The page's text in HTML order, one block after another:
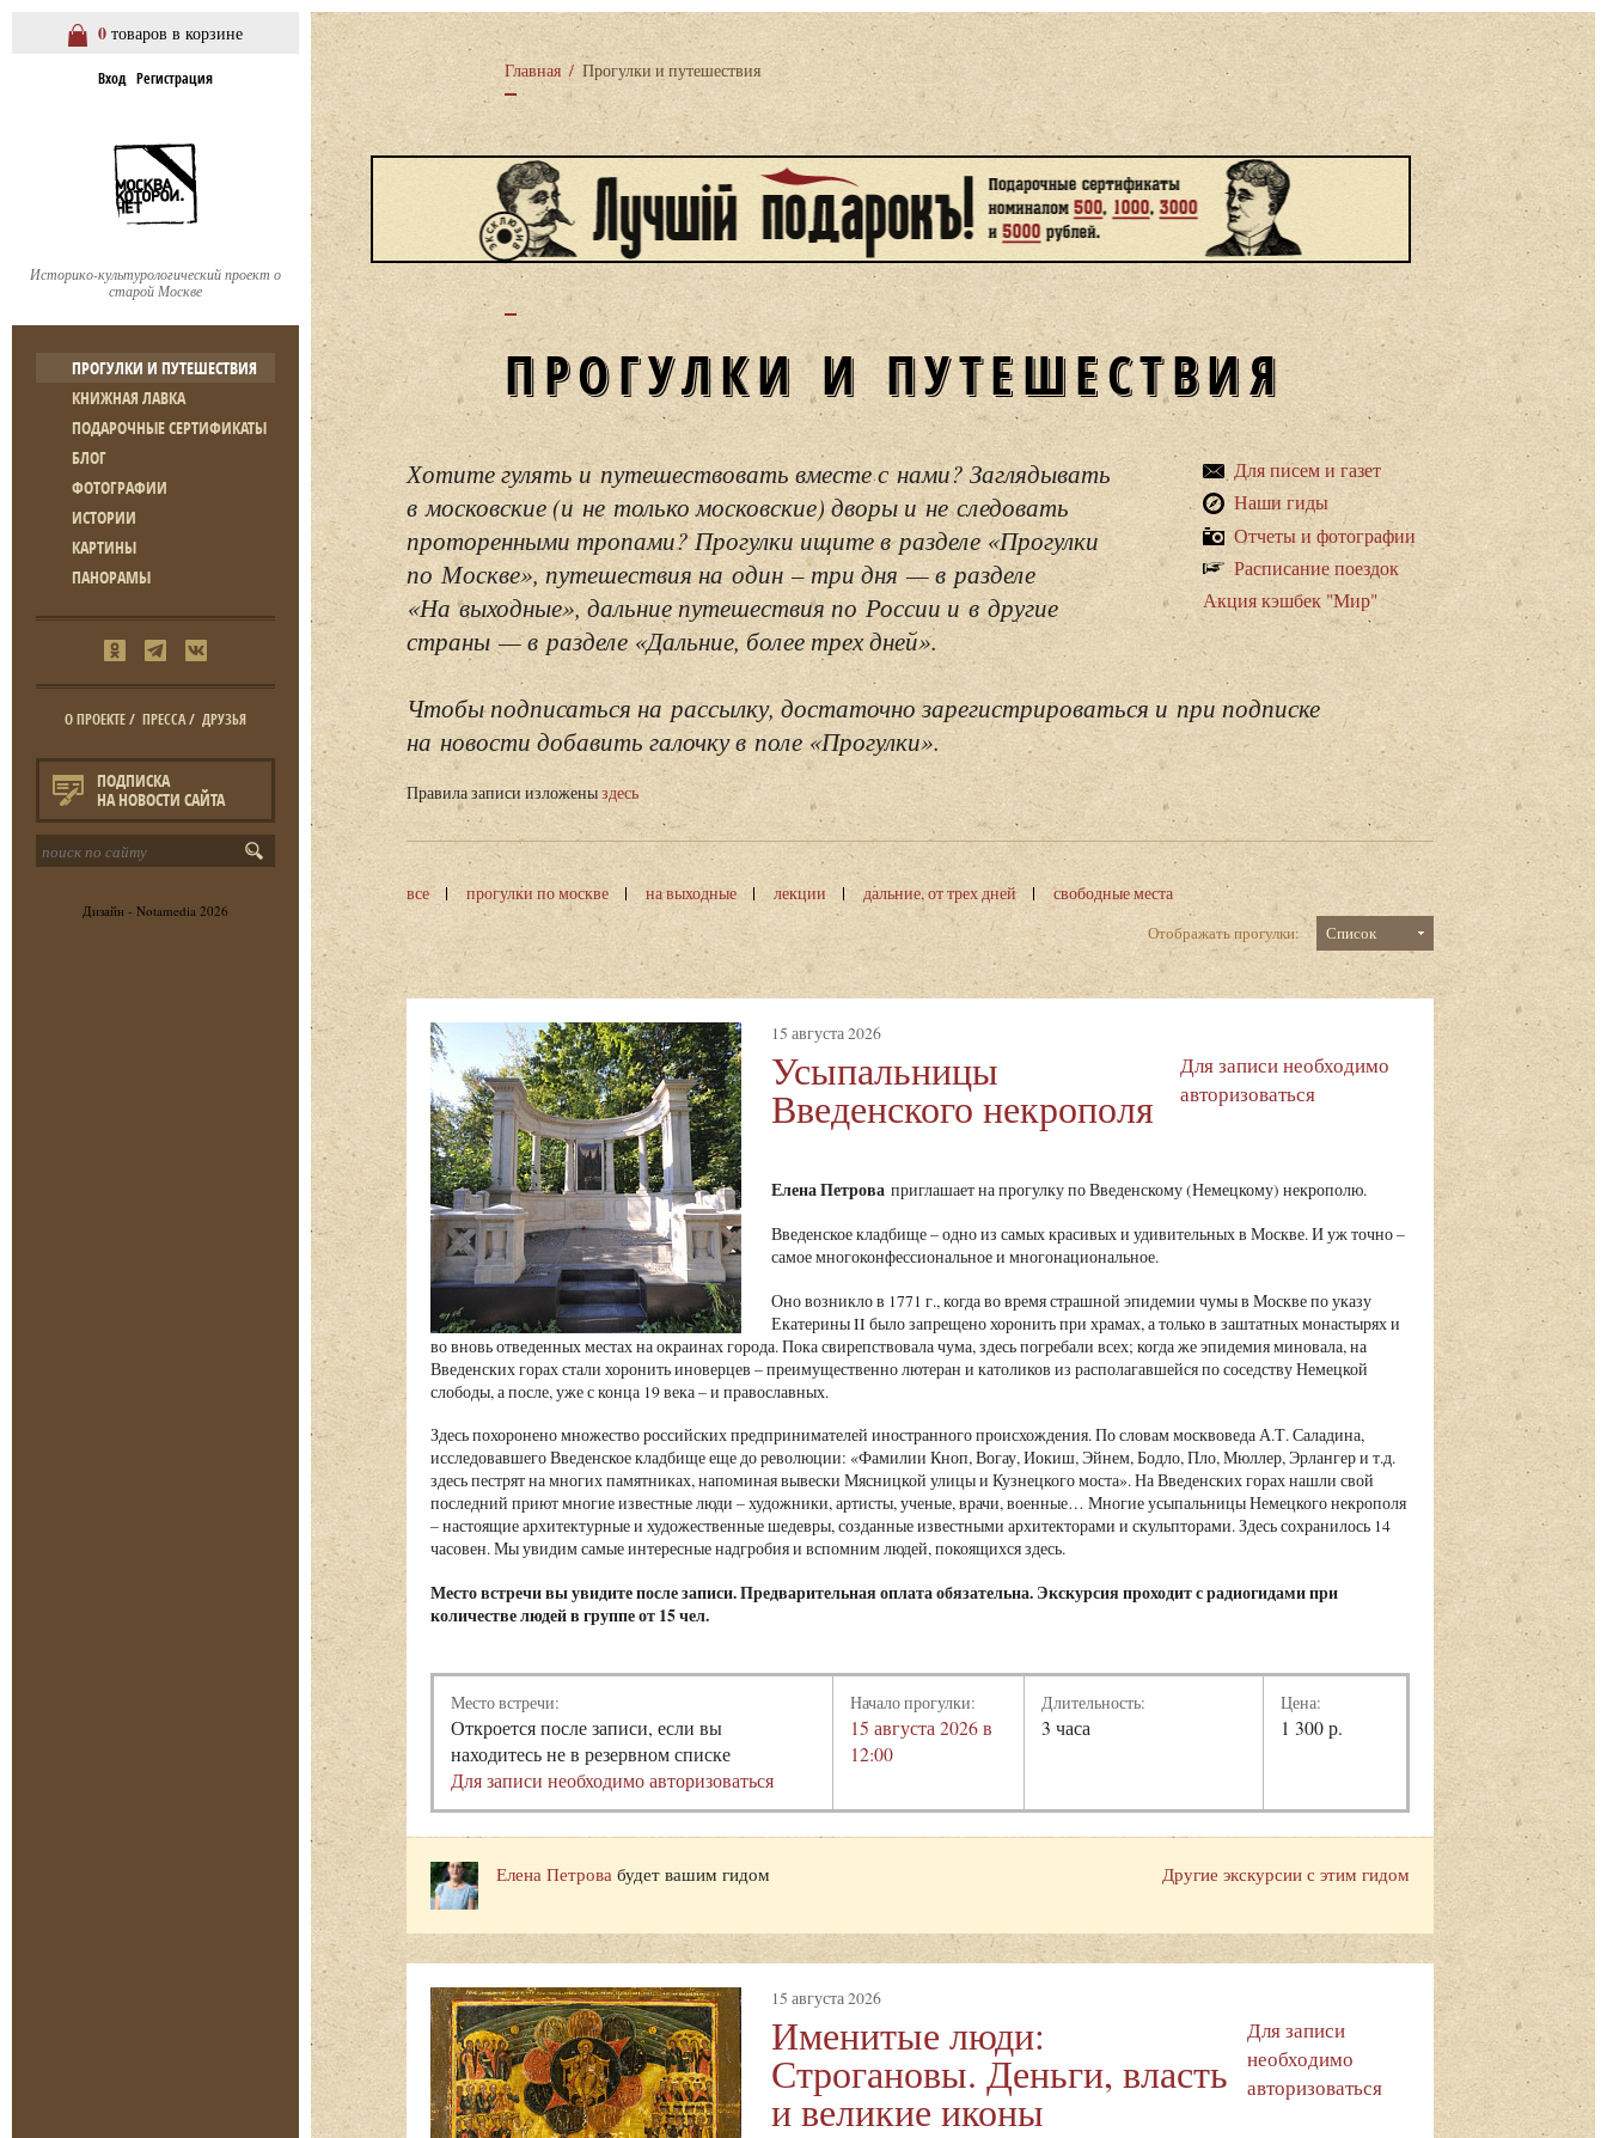
0 товаров в корзине
Вход Регистрация
Историко-культурологический проект о
старой Москве
ПРОГУЛКИ И ПУТЕШЕСТВИЯ
КНИЖНАЯ ЛАВКА
ПОДАРОЧНЫЕ СЕРТИФИКАТЫ
БЛОГ
ФОТОГРАФИИ
ИСТОРИИ
КАРТИНЫ
ПАНОРАМЫ
О ПРОЕКТЕ/ ПРЕССА/ ДРУЗЬЯ
ПОДПИСКА
НА НОВОСТИ САЙТА
Дизайн - Notamedia 2026
Главная / Прогулки и путешествия
ПРОГУЛКИ И ПУТЕШЕСТВИЯ
Для писем и газет
Наши гиды
Отчеты и фотографии
Расписание поездок
Акция кэшбек "Мир"
Хотите гулять и путешествовать вместе с нами? Заглядывать
в московские (и не только московские) дворы и не следовать
проторенными тропами? Прогулки ищите в разделе «Прогулки
по Москве», путешествия на один – три дня — в разделе
«На выходные», дальние путешествия по России и в другие
страны — в разделе «Дальние, более трех дней».
Чтобы подписаться на рассылку, достаточно зарегистрироваться и при подписке
на новости добавить галочку в поле «Прогулки».
Правила записи изложеныздесь
все прогулки по москве на выходные лекции дальние, от трех дней
свободные места
Отображать прогулки:
Список
15 августа 2026
Усыпальницы
Введенского некрополя
Для записи необходимо
авторизоваться
Елена Петрова приглашает на прогулку по Введенскому (Немецкому) некрополю.
Введенское кладбище – одно из самых красивых и удивительных в Москве. И уж точно –
самое многоконфессиональное и многонациональное.
Оно возникло в 1771 г., когда во время страшной эпидемии чумы в Москве по указу
Екатерины II было запрещено хоронить при храмах, а только в заштатных монастырях и
во вновь отведенных местах на окраинах города. Пока свирепствовала чума, здесь погребали всех; когда же эпидемия миновала, на
Введенских горах стали хоронить иноверцев – преимущественно лютеран и католиков из располагавшейся по соседству Немецкой
слободы, а после, уже с конца 19 века – и православных.
Здесь похоронено множество российских предпринимателей иностранного происхождения. По словам москвоведа А.Т. Саладина,
исследовавшего Введенское кладбище еще до революции: «Фамилии Кноп, Вогау, Иокиш, Эйнем, Бодло, Пло, Мюллер, Эрлангер и т.д.
здесь пестрят на многих памятниках, напоминая вывески Мясницкой улицы и Кузнецкого моста». На Введенских горах нашли свой
последний приют многие известные люди – художники, артисты, ученые, врачи, военные… Многие усыпальницы Немецкого некрополя
– настоящие архитектурные и художественные шедевры, созданные известными архитекторами и скульпторами. Здесь сохранилось 14
часовен. Мы увидим самые интересные надгробия и вспомним людей, покоящихся здесь.
Место встречи вы увидите после записи. Предварительная оплата обязательна. Экскурсия проходит с радиогидами при
количестве людей в группе от 15 чел.
Место встречи:
Откроется после записи, если вы
находитесь не в резервном списке
Для записи необходимо авторизоваться
Начало прогулки:
15 августа 2026 в
12:00
Длительность:
3 часа
Цена:
1 300 р.
Другие экскурсии с этим гидом
Елена Петрова будет вашим гидом
15 августа 2026
Именитые люди:
Строгановы. Деньги, власть
и великие иконы
Для записи
необходимо
авторизоваться